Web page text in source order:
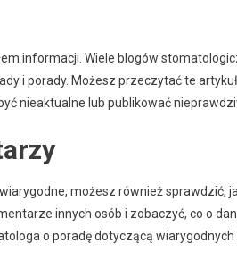
informacji. Wiele blogów
i porady. Możesz przeczytać te
nieaktualne lub publikować
możesz również sprawdzić,
innych osób i zobaczyć, co o
o poradę dotyczącą wiarygodnych